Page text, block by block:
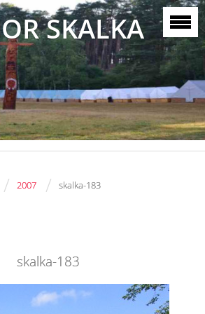
SKALKA
/ 2007 / skalka-183
skalka-183